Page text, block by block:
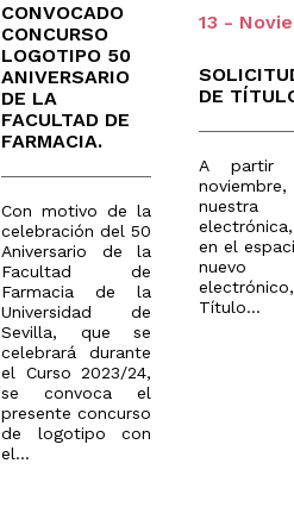
CONVOCADO
CONCURSO
LOGOTIPO 50
ANIVERSARIO
DE LA
FACULTAD DE
FARMACIA.
Con motivo de la
celebración del 50
Aniversario de la
Facultad de
Farmacia de la
Universidad de
Sevilla, que se
celebrará durante
el Curso 2023/24,
se convoca el
presente concurso
de logotipo con
el...
13 -
DE
A partir
en el
nuevo
Título...